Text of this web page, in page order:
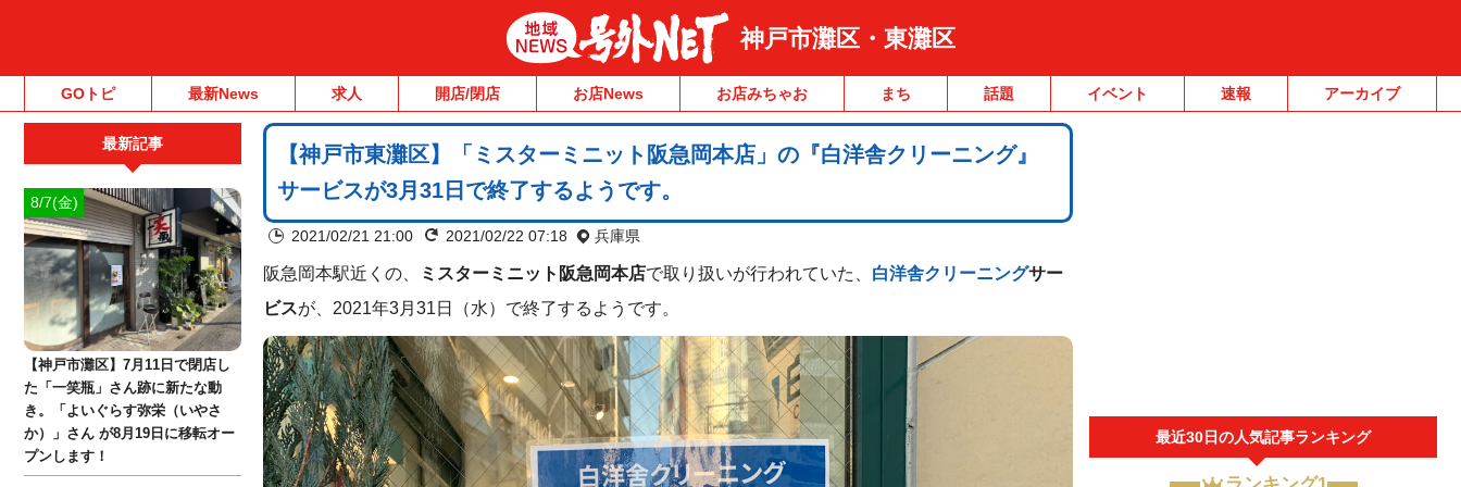
神戸市灘区・東灘区
GOトピ 最新News 求人 開店/閉店 お店News お店みちゃお まち 話題 イベント 速報 アーカイブ
【神戸市東灘区】「ミスターミニット阪急岡本店」の『白洋舎クリーニング』
サービスが3月31日で終了するようです。
2021/02/21 21:00 2021/02/22 07:18 兵庫県
阪急岡本駅近くの、 ミスターミニット阪急岡本店で取り扱いが行われていた、 白洋舎クリーニングサー
ビスが、2021年3月31日（水）で終了するようです。
最近30日の人気記事ランキング
最新記事
8/7(金)
【神戸市灘区】7月11日で閉店し
た「一笑瓶」さん跡に新たな動
き。「よいぐらす弥栄（いやさ
か）」さん が8月19日に移転オー
プンします！